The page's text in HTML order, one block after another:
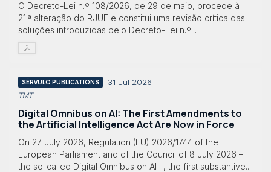
O Decreto-Lei n.º 108/2026, de 29 de maio, procede à
21.ª alteração do RJUE e constitui uma revisão crítica das
soluções introduzidas pelo Decreto-Lei n.º...
SÉRVULO PUBLICATIONS 31 Jul 2026
TMT
Digital Omnibus on AI: The First Amendments to
the Artificial Intelligence Act Are Now in Force
On 27 July 2026, Regulation (EU) 2026/1744 of the
European Parliament and of the Council of 8 July 2026 –
the so-called Digital Omnibus on AI –, the first substantive...